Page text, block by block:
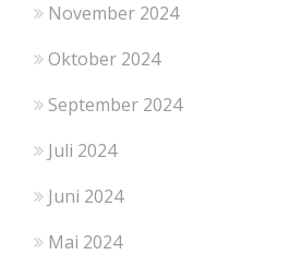
November 2024
Oktober 2024
September 2024
Juli 2024
Juni 2024
Mai 2024